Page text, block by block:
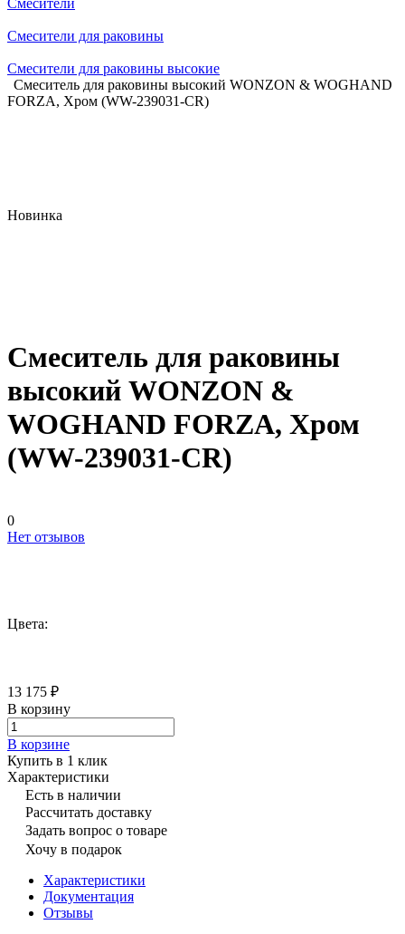
Смесители
Смесители для раковины
Смесители для раковины высокие
Смеситель для раковины высокий WONZON & WOGHAND
FORZA, Хром (WW-239031-CR)
Новинка
Смеситель для раковины
высокий WONZON &
WOGHAND FORZA, Хром
(WW-239031-CR)
0
Нет отзывов
Цвета:
13 175 ₽
В корзину
В корзине
Купить в 1 клик
Характеристики
Есть в наличии
Рассчитать доставку
Задать вопрос о товаре
Хочу в подарок
Характеристики
Документация
Отзывы